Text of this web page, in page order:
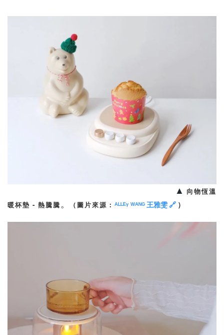
▲
向物恆溫
暖杯墊 - 熱騰騰 。 （圖片來源： ᴬᴸᴸᴱᵞ ᵂᴬᴺᴳ 王雅雯 🔗 ）